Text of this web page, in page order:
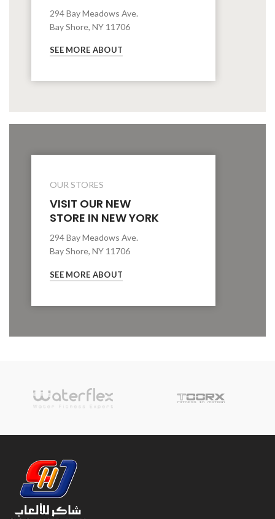
294 Bay Meadows Ave.
Bay Shore, NY 11706
SEE MORE ABOUT
OUR STORES
VISIT OUR NEW
STORE IN NEW YORK
294 Bay Meadows Ave.
Bay Shore, NY 11706
SEE MORE ABOUT